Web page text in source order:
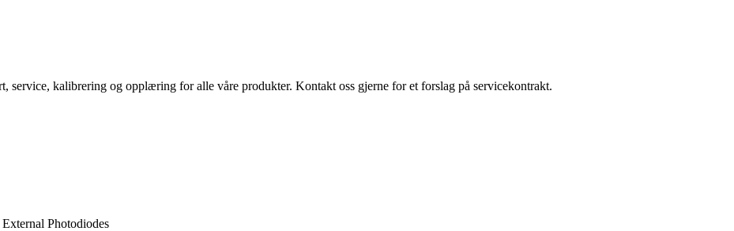
kalibrering og opplæring for alle våre produkter. Kontakt oss gjerne for et forslag på servicekontrakt.
Photodiodes